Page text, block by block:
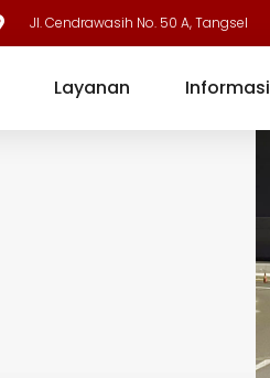
Jl. Cendrawasih No. 50 A, Tangsel
Layanan Informasi